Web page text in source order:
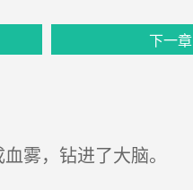
下一章
雾，钻进了大脑。